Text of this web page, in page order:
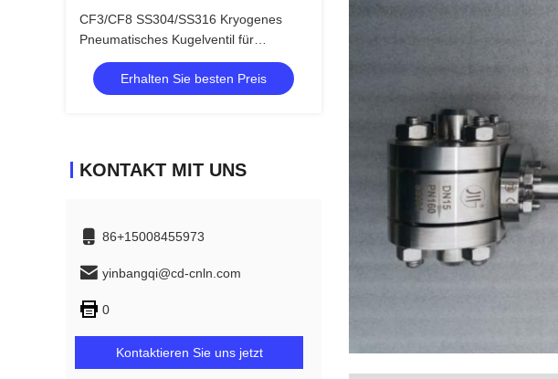
CF3/CF8 SS304/SS316 Kryogenes
Pneumatisches Kugelventil für
LNG/LOX/LN2/LAR
Erhalten Sie besten Preis
KONTAKT MIT UNS
86+15008455973
yinbangqi@cd-cnln.com
0
Kontaktieren Sie uns jetzt